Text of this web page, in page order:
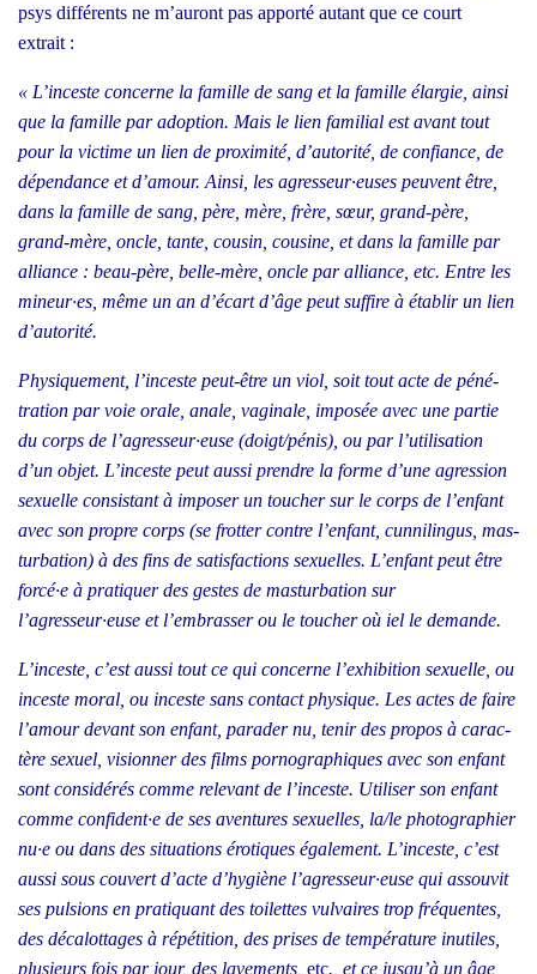
psys dif­fé­rents ne m’au­ront pas appor­té autant que ce court
extrait :
« L’inceste concerne la famille de sang et la famille élar­gie, ain­si
que la famille par adop­tion. Mais le lien fami­lial est avant tout
pour la vic­time un lien de proxi­mi­té, d’autorité, de confiance, de
dépen­dance et d’amour. Ain­si, les agresseur·euses peuvent être,
dans la famille de sang, père, mère, frère, sœur, grand-père,
grand-mère, oncle, tante, cou­sin, cou­sine, et dans la famille par
alliance : beau-père, belle-mère, oncle par alliance, etc. Entre les
mineur·es, même un an d’écart d’âge peut suf­fire à éta­blir un lien
d’autorité.
Phy­si­que­ment, l’inceste peut-être un viol, soit tout acte de péné­
tra­tion par voie orale, anale, vagi­nale, impo­sée avec une par­tie
du corps de l’agresseur·euse (doigt/pénis), ou par l’utilisation
d’un objet. L’inceste peut aus­si prendre la forme d’une agres­sion
sexuelle consis­tant à impo­ser un tou­cher sur le corps de l’enfant
avec son propre corps (se frot­ter contre l’enfant, cun­ni­lin­gus, mas­
tur­ba­tion) à des fins de satis­fac­tions sexuelles. L’enfant peut être
forcé·e à pra­ti­quer des gestes de mas­tur­ba­tion sur
l’agresseur·euse et l’embrasser ou le tou­cher où iel le demande.
L’inceste, c’est aus­si tout ce qui concerne l’exhibition sexuelle, ou
inceste moral, ou inceste sans contact phy­sique. Les actes de faire
l’amour devant son enfant, para­der nu, tenir des pro­pos à carac­
tère sexuel, vision­ner des films por­no­gra­phiques avec son enfant
sont consi­dé­rés comme rele­vant de l’inceste. Uti­li­ser son enfant
comme confident·e de ses aven­tures sexuelles, la/le pho­to­gra­phier
nu·e ou dans des situa­tions éro­tiques éga­le­ment. L’inceste, c’est
aus­si sous cou­vert d’acte d’hygiène l’agresseur·euse qui assou­vit
ses pul­sions en pra­ti­quant des toi­lettes vul­vaires trop fré­quentes,
des déca­lot­tages à répé­ti­tion, des prises de tem­pé­ra­ture inutiles,
plu­sieurs fois par jour, des lave­ments, etc., et ce jusqu’à un âge